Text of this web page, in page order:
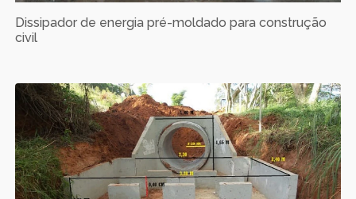
Dissipador de energia pré-moldado para construção
civil